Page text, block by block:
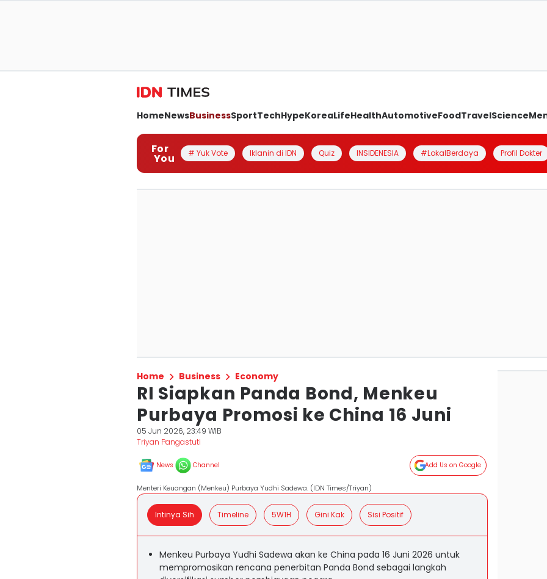
HomeNewsBusinessSportTechHypeKoreaLifeHealthAutomotiveFoodTravelScience
For
You # Yuk Vote Iklanin di IDN Quiz INSIDENESIA #LokalBerdaya Profil Dokter
Home Business Economy
RI Siapkan Panda Bond, Menkeu
Purbaya Promosi ke China 16 Juni
05 Jun 2026, 23:49 WIB
Triyan Pangastuti
News Channel Add Us on Google
Menteri Keuangan (Menkeu) Purbaya Yudhi Sadewa. (IDN Times/Triyan)
Intinya Sih Timeline 5W1H Gini Kak Sisi Positif
Menkeu Purbaya Yudhi Sadewa akan ke China pada 16 Juni 2026 untuk
mempromosikan rencana penerbitan Panda Bond sebagai langkah